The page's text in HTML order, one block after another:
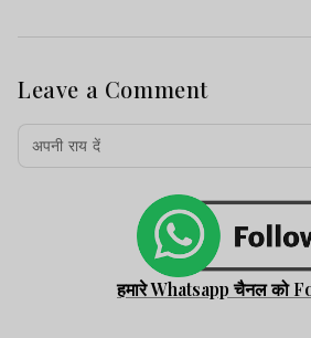
Leave a Comment
हमारे Whatsapp चैनल को